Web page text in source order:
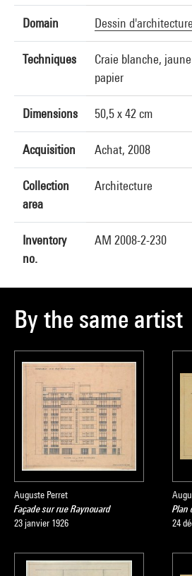
Domain Dessin d'architecture
Techniques
Craie blanche,
papier
Dimensions 50,5 x 42 cm
Acquisition Achat, 2008
Collection
area
Architecture
Inventory
no.
AM 2008-2-230
By the same artist
Auguste Perret
Façade sur rue Raynouard
23 janvier 1926
Plan
24